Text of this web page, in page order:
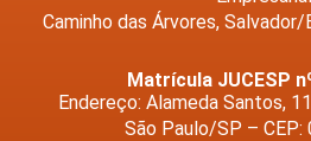
Caminho das Árvores,
Matrícula JUCESP
Endereço: Alameda Santos,
São Paulo/SP – CEP: